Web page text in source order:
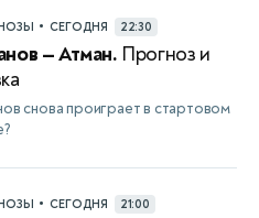
• СЕГОДНЯ 22:30
— Атман. Прогноз и
снова проиграет в стартовом
• СЕГОДНЯ 21:00